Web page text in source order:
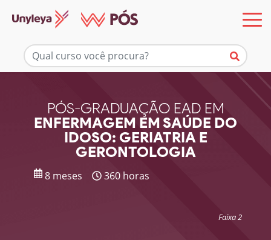
PÓS-GRADUAÇÃO EAD EM
ENFERMAGEM EM SAÚDE DO
IDOSO: GERIATRIA E
GERONTOLOGIA
8 meses 360 horas
Faixa 2
Mais informações